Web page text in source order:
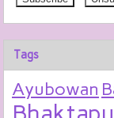
Tags
Ayubowan